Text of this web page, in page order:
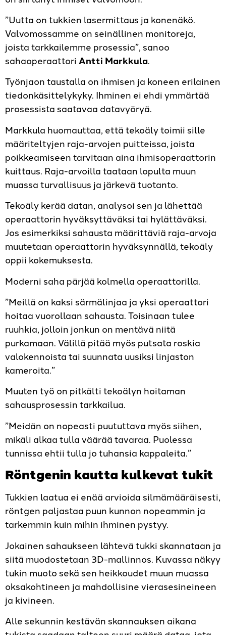
”Uutta on tukkien lasermittaus ja konenäkö.
Valvomossamme on seinällinen monitoreja,
joista tarkkailemme prosessia”, sanoo
sahaoperaattoriAntti Markkula.
Työnjaon taustalla on ihmisen ja koneen erilainen
tiedonkäsittelykyky. Ihminen ei ehdi ymmärtää
prosessista saatavaa datavyöryä.
Markkula huomauttaa, että tekoäly toimii sille
määriteltyjen raja-arvo­jen puitteissa, joista
poikkeamiseen tarvitaan aina ihmisoperaattorin
kuittaus. Raja-arvoilla taataan lopulta muun
muassa turvallisuus ja järkevä tuotanto.
Tekoäly kerää datan, analysoi sen ja lähettää
operaattorin hyväksyttäväksi tai hylättäväksi.
Jos esimerkiksi sahausta määrittäviä raja-arvoja
muutetaan operaattorin hyväksynnällä, tekoäly
oppii kokemuksesta.
Moderni saha pärjää kolmella operaattorilla.
”Meillä on kaksi särmälinjaa ja yksi operaattori
hoitaa vuorollaan sahausta. Toisinaan tulee
ruuhkia, jolloin jonkun on mentävä niitä
purkamaan. Välillä pitää myös putsata roskia
valokennoista tai suunnata uusiksi linjaston
kameroita.”
Muuten työ on pitkälti tekoälyn hoitaman
sahausprosessin tarkkailua.
”Meidän on nopeasti puututtava myös siihen,
mikäli alkaa tulla väärää tavaraa. Puolessa
tunnissa ehtii tulla jo tuhansia kappaleita.”
Röntgenin kautta kulkevat tukit
Tukkien laatua ei enää arvioida silmämääräisesti,
röntgen paljastaa puun kunnon nopeammin ja
tarkemmin kuin mihin ihminen pystyy.
Jokainen sahaukseen lähtevä tukki skannataan ja
siitä muodostetaan 3D-mallinnos. Kuvassa näkyy
tukin muoto sekä sen heikkoudet muun muassa
oksakohtineen ja mahdollisine vierasesineineen
ja kivineen.
Alle sekunnin kestävän skannauksen aikana